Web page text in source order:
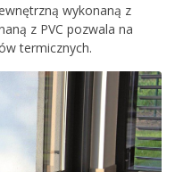
wykonaną z
z PVC pozwala na
termicznych.